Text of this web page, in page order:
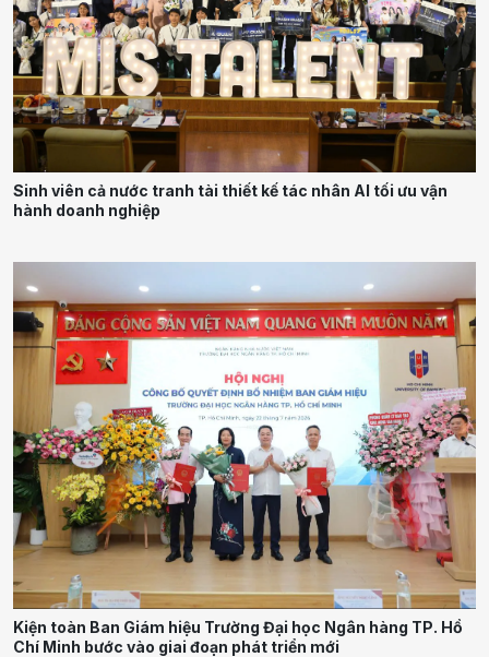
Sinh viên cả nước tranh tài thiết kế tác nhân AI tối ưu vận
hành doanh nghiệp
Kiện toàn Ban Giám hiệu Trường Đại học Ngân hàng TP. Hồ
Chí Minh bước vào giai đoạn phát triển mới